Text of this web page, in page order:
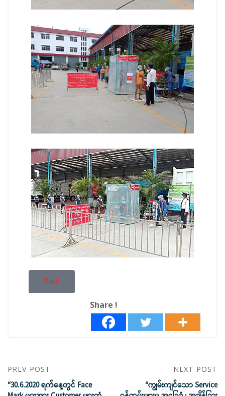
Back
Share !
PREV POST
“30.6.2020 ရက်နေ့တွင် Face
NEXT POST
“ကျွမ်းကျင်သော Service